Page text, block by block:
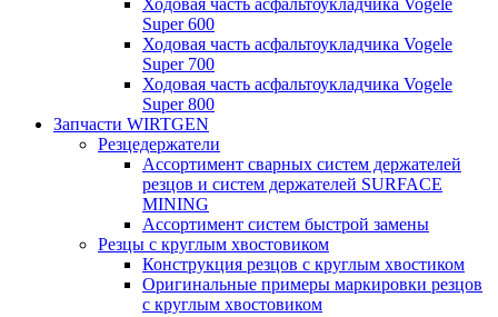
Ходовая часть асфальтоукладчика Vogele
Super 600
Ходовая часть асфальтоукладчика Vogele
Super 700
Ходовая часть асфальтоукладчика Vogele
Super 800
Запчасти WIRTGEN
Резцедержатели
Ассортимент сварных систем держателей
резцов и систем держателей SURFACE
MINING
Ассортимент систем быстрой замены
Резцы с круглым хвостовиком
Конструкция резцов с круглым хвостиком
Оригинальные примеры маркировки резцов
с круглым хвостовиком